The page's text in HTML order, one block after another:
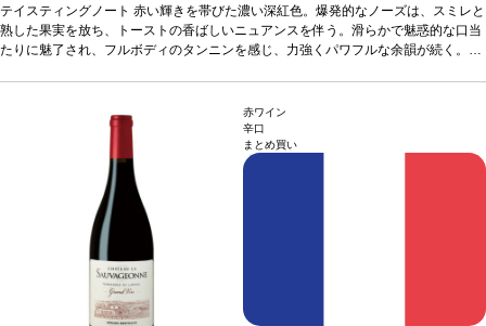
味とフェノールが卓越した骨格を形成し、高い熟成のポテンシャルを予感させる傑
出したキュヴェ。合う料理赤身肉、グリルした肉、鶏肉、ソース添え料理、熟成
チーズなどと好相性葡萄品種シラー、 ムールヴェードル認証デメテール*本ヴィ
テイスティングノート 赤い輝きを帯びた濃い深紅色。爆発的なノーズは、スミレと
熟した果実を放ち、トーストの香ばしいニュアンスを伴う。滑らかで魅惑的な口当
たりに魅了され、フルボディのタンニンを感じ、力強くパワフルな余韻が続く。甘
シラー、 ムールヴェードル
ンテージが在庫切れの場合、在庫があり価格が同様の場合は自動的に次のヴィンテ
ージに変更されます、ご了承ください。
赤ワイン
辛口
まとめ買い